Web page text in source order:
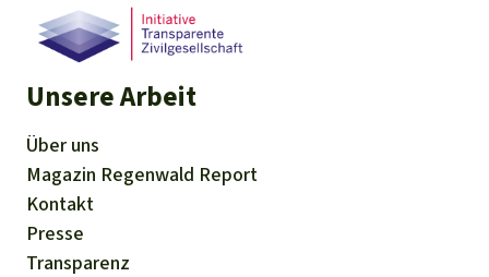
Unsere Arbeit
Über uns
Magazin Regenwald Report
Kontakt
Presse
Transparenz